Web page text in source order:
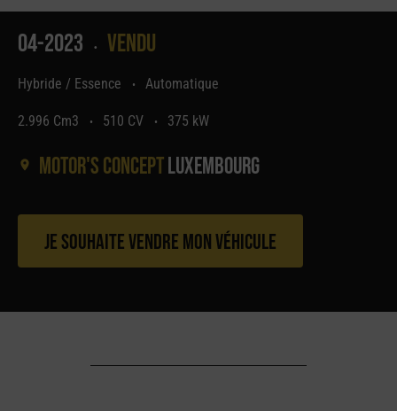
04-2023 • Vendu
Hybride / Essence • Automatique
2.996 Cm3 • 510 CV • 375 kW
Motor's conceptLuxembourg
Je souhaite vendre mon véhicule